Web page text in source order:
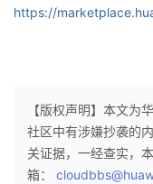
https://
【版权声明】本文为
社区中有涉嫌抄袭的
关证据，一经查实，
箱：